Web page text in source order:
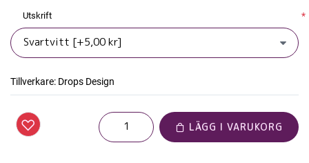
Utskrift *
Tillverkare: Drops Design
LÄGG I VARUKORG